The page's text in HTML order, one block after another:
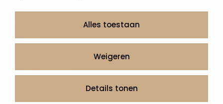
Alles toestaan
Weigeren
Details tonen
Informatie
Contact
Onze werkwijze
Urnen en as sieraden webshop